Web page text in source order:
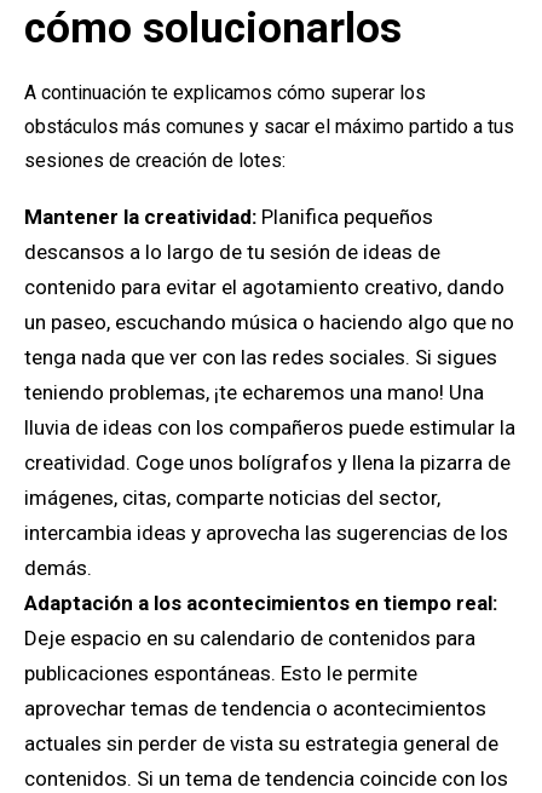
cómo solucionarlos
A continuación te explicamos cómo superar los
obstáculos más comunes y sacar el máximo partido a tus
sesiones de creación de lotes:
Mantener la creatividad: Planifica pequeños
descansos a lo largo de tu sesión de ideas de
contenido para evitar el agotamiento creativo, dando
un paseo, escuchando música o haciendo algo que no
tenga nada que ver con las redes sociales. Si sigues
teniendo problemas, ¡te echaremos una mano! Una
lluvia de ideas con los compañeros puede estimular la
creatividad. Coge unos bolígrafos y llena la pizarra de
imágenes, citas, comparte noticias del sector,
intercambia ideas y aprovecha las sugerencias de los
demás.
Adaptación a los acontecimientos en tiempo real:
Deje espacio en su calendario de contenidos para
publicaciones espontáneas. Esto le permite
aprovechar temas de tendencia o acontecimientos
actuales sin perder de vista su estrategia general de
contenidos. Si un tema de tendencia coincide con los